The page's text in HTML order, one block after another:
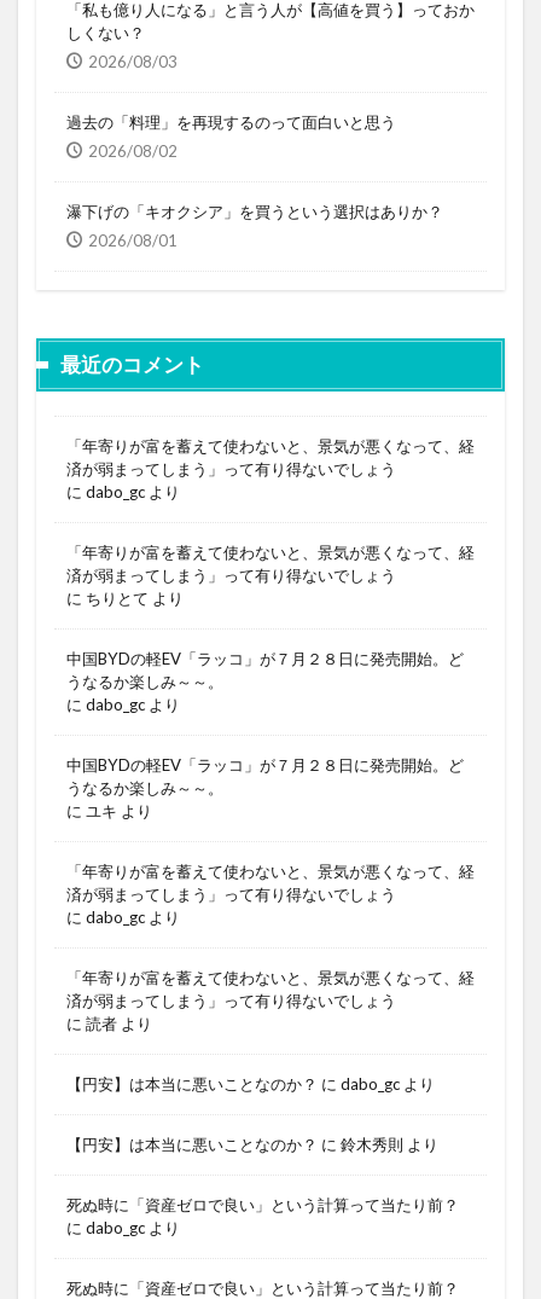
「私も億り人になる」と言う人が【高値を買う】っておか
しくない？
2026/08/03
過去の「料理」を再現するのって面白いと思う
2026/08/02
瀑下げの「キオクシア」を買うという選択はありか？
2026/08/01
最近のコメント
「年寄りが富を蓄えて使わないと、景気が悪くなって、経
済が弱まってしまう」って有り得ないでしょう
に dabo_gc より
「年寄りが富を蓄えて使わないと、景気が悪くなって、経
済が弱まってしまう」って有り得ないでしょう
に ちりとて より
中国BYDの軽EV「ラッコ」が７月２８日に発売開始。ど
うなるか楽しみ～～。
に dabo_gc より
中国BYDの軽EV「ラッコ」が７月２８日に発売開始。ど
うなるか楽しみ～～。
に ユキ より
「年寄りが富を蓄えて使わないと、景気が悪くなって、経
済が弱まってしまう」って有り得ないでしょう
に dabo_gc より
「年寄りが富を蓄えて使わないと、景気が悪くなって、経
済が弱まってしまう」って有り得ないでしょう
に 読者 より
【円安】は本当に悪いことなのか？ に dabo_gc より
【円安】は本当に悪いことなのか？ に 鈴木秀則 より
死ぬ時に「資産ゼロで良い」という計算って当たり前？
に dabo_gc より
死ぬ時に「資産ゼロで良い」という計算って当たり前？